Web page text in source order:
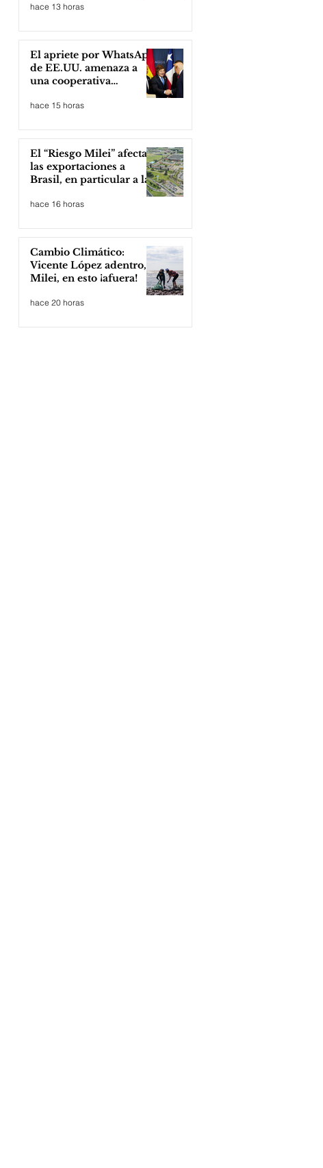
hace 13 horas
El apriete por WhatsApp
de EE.UU. amenaza a
una cooperativa
argentina para boicotear
a Huawei
hace 15 horas
El “Riesgo Milei” afecta
las exportaciones a
Brasil, en particular a la
industria automotriz de
la provincia
hace 16 horas
Cambio Climático:
Vicente López adentro,
Milei, en esto ¡afuera!
hace 20 horas